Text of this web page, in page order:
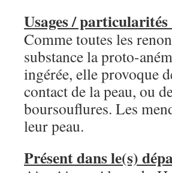
Usages / particularités
Comme toutes les
substance la proto-
ingérée, elle provoque
contact de la peau, ou
boursouflures. Les
leur peau.
Présent dans le(s)